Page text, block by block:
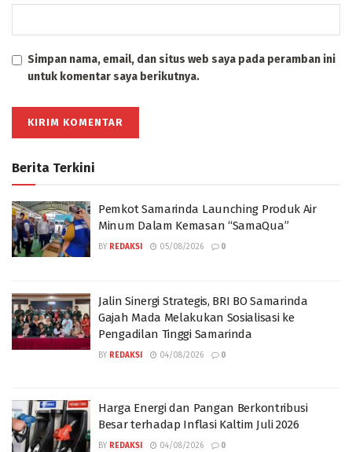
Simpan nama, email, dan situs web saya pada peramban ini
untuk komentar saya berikutnya.
Berita Terkini
Pemkot Samarinda Launching Produk Air
Minum Dalam Kemasan “SamaQua”
BY REDAKSI 05/08/2026 0
Jalin Sinergi Strategis, BRI BO Samarinda
Gajah Mada Melakukan Sosialisasi ke
Pengadilan Tinggi Samarinda
BY REDAKSI 04/08/2026 0
Harga Energi dan Pangan Berkontribusi
Besar terhadap Inflasi Kaltim Juli 2026
BY REDAKSI 04/08/2026 0